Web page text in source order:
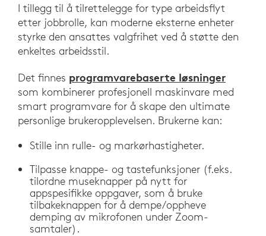
I tillegg til å tilrettelegge for type arbeidsflyt
etter jobbrolle, kan moderne eksterne enheter
styrke den ansattes valgfrihet ved å støtte den
enkeltes arbeidsstil.
Det finnes programvarebaserte løsninger
som kombinerer profesjonell maskinvare med
smart programvare for å skape den ultimate
personlige brukeropplevelsen. Brukerne kan:
Stille inn rulle- og markørhastigheter.
Tilpasse knappe- og tastefunksjoner (f.eks.
tilordne museknapper på nytt for
appspesifikke oppgaver, som å bruke
tilbakeknappen for å dempe/oppheve
demping av mikrofonen under Zoom-
samtaler).